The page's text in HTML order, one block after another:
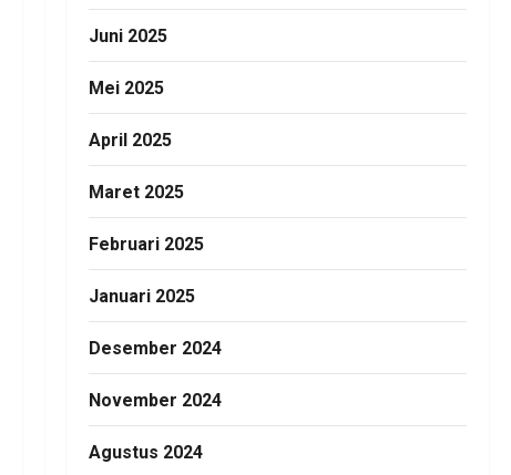
Juni 2025
Mei 2025
April 2025
Maret 2025
Februari 2025
Januari 2025
Desember 2024
November 2024
Agustus 2024